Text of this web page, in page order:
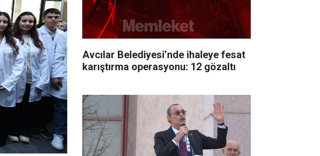
Avcılar Belediyesi’nde ihaleye fesat
karıştırma operasyonu: 12 gözaltı